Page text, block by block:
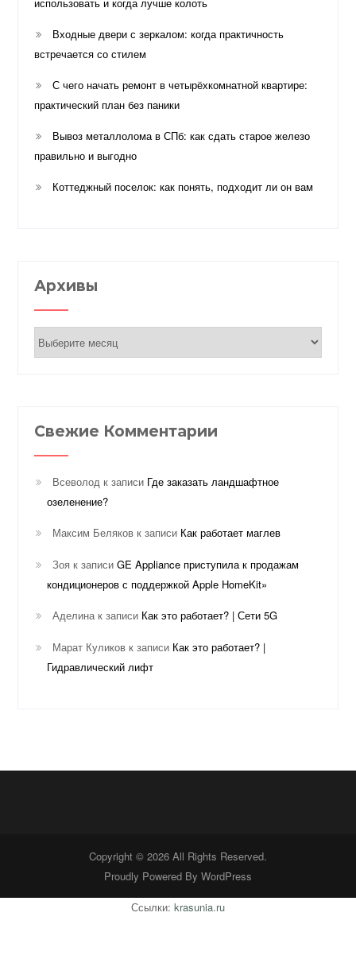
Входные двери с зеркалом: когда практичность
встречается со стилем
С чего начать ремонт в четырёхкомнатной квартире:
практический план без паники
Вывоз металлолома в СПб: как сдать старое железо
правильно и выгодно
Коттеджный поселок: как понять, подходит ли он вам
Архивы
Архивы
Свежие Комментарии
Всеволод к записи Где заказать ландшафтное
озеленение?
Максим Беляков к записи Как работает маглев
Зоя к записиGE Appliance приступила к продажам
кондиционеров с поддержкой Apple HomeKit»
Аделинак записи Как это работает? | Сети 5G
Марат Куликов к записи Как это работает? |
Гидравлический лифт
Copyright © 2026 All Rights Reserved.
Proudly Powered By WordPress
Ссылки: krasunia.ru